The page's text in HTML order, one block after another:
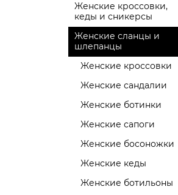
Женские кроссовки,
кеды и сникерсы
Женские сланцы и
шлепанцы
Женские кроссовки
Женские сандалии
Женские ботинки
Женские сапоги
Женские босоножки
Женские кеды
Женские ботильоны